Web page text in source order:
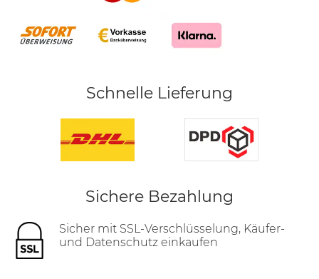
Schnelle Lieferung
Sichere Bezahlung
Sicher mit SSL-Verschlüsselung, Käufer-
und Datenschutz einkaufen